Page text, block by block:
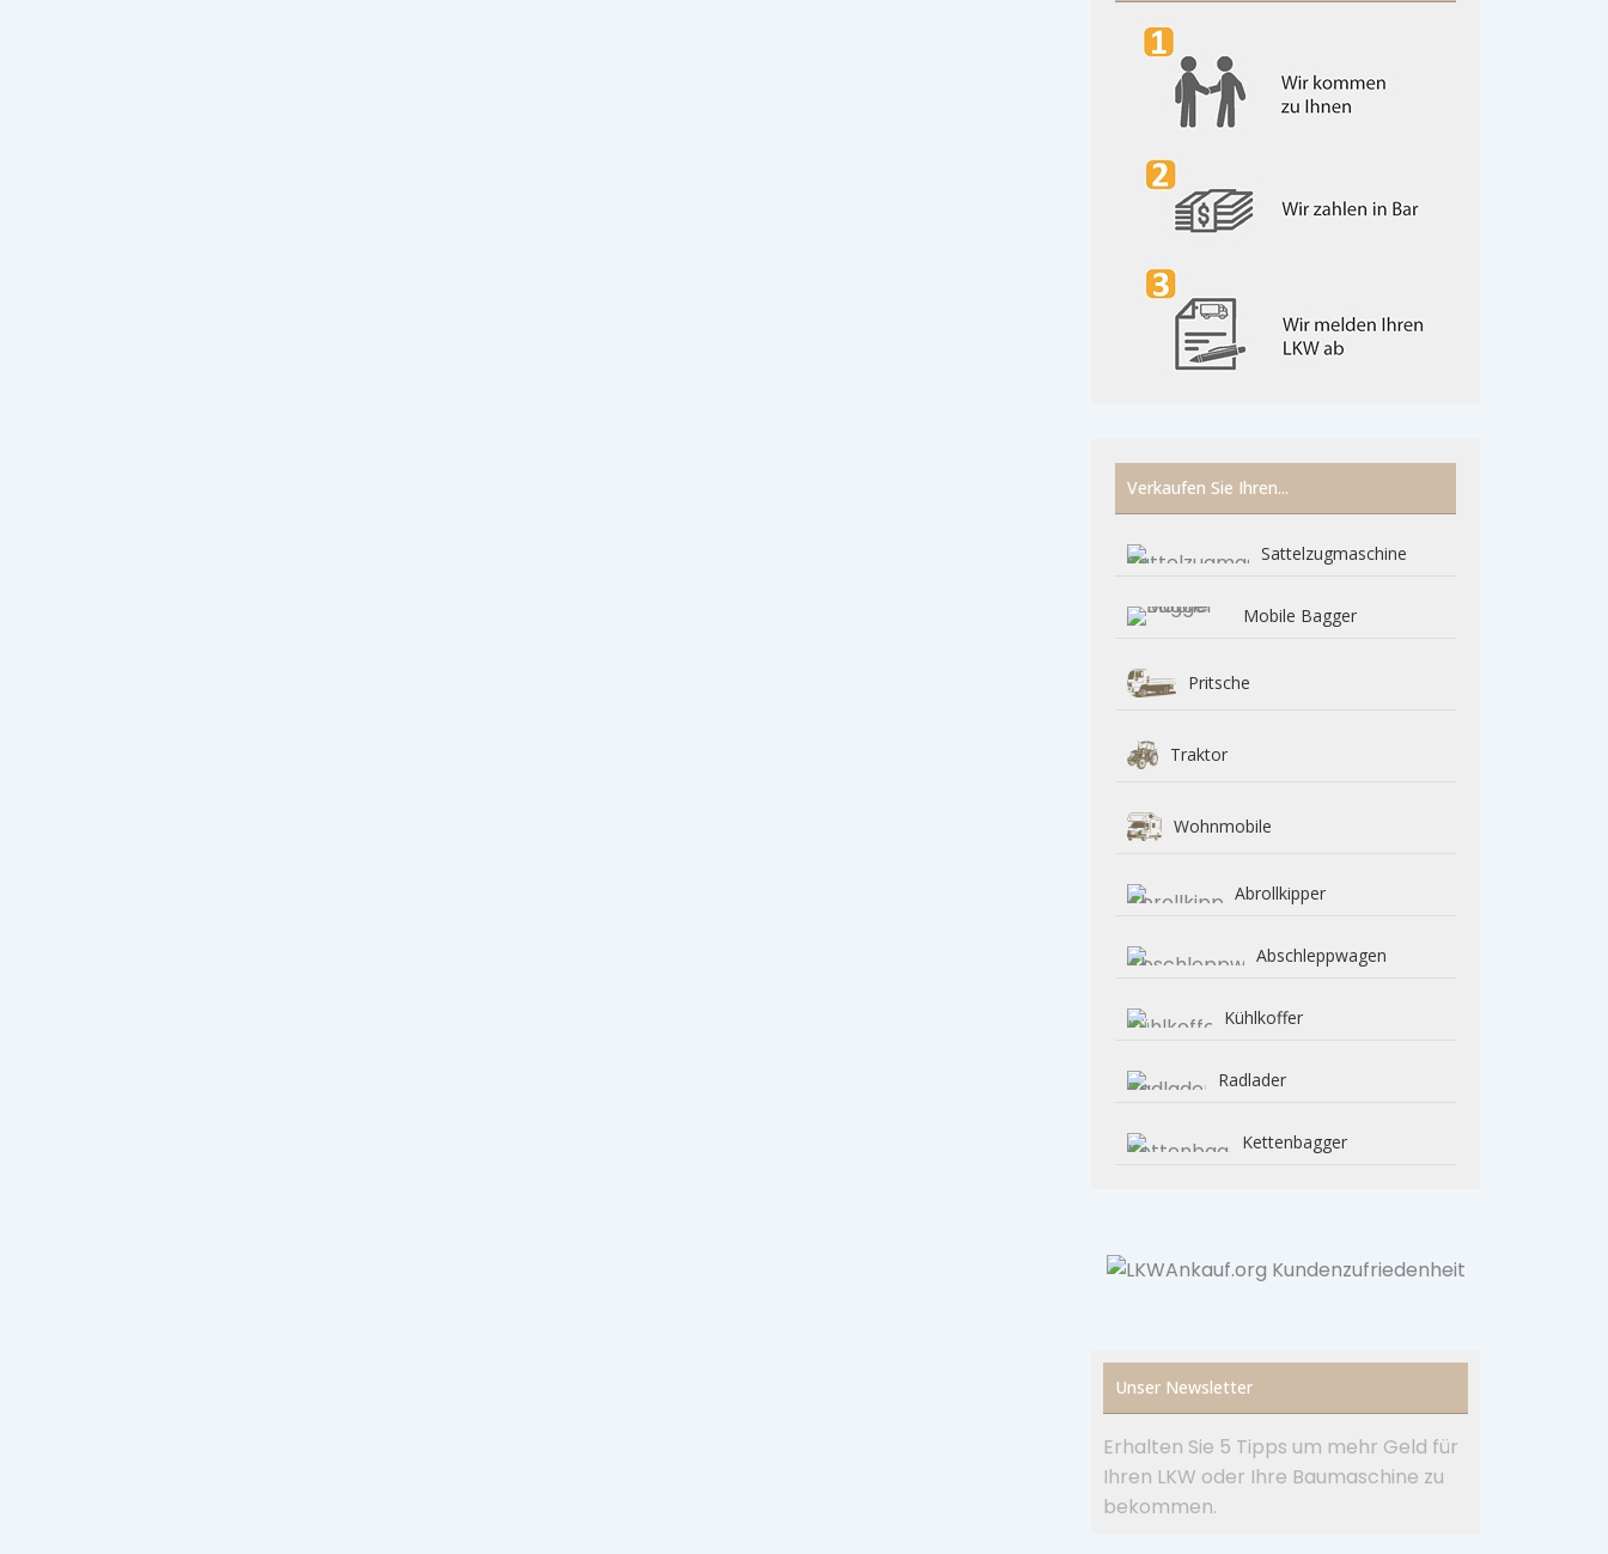
Verkaufen Sie Ihren...
Sattelzugmaschine
Mobile Bagger
Pritsche
Traktor
Wohnmobile
Abrollkipper
Abschleppwagen
Kühlkoffer
Radlader
Kettenbagger
Unser Newsletter
Erhalten Sie 5 Tipps um mehr Geld für
Ihren LKW oder Ihre Baumaschine zu
bekommen.